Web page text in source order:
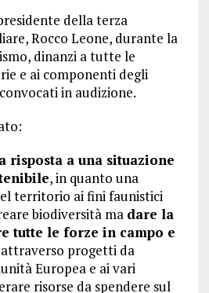
della terza
Rocco Leone, durante la
dinanzi a tutte le
e ai componenti degli
in audizione.
risposta a una situazione
, in quanto una
territorio ai fini faunistici
biodiversità ma dare la
tutte le forze in campo e
progetti da
Europea e ai vari
risorse da spendere sul